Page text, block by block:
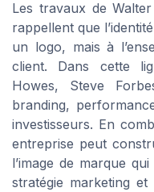
Les travaux de
rappellent que
un logo, mais à
client. Dans cette
Howes, Steve
branding,
investisseurs. En
entreprise peut
l’image de marque
stratégie marketing